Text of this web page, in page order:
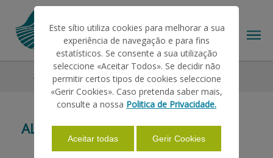
THE IFAP
HELP/SUPPORT
All News
ALL NEWS
Este sítio utiliza cookies para melhorar a sua
experiência de navegação e para fins
estatísticos. Se consente a sua utilização
seleccione «Aceitar Todos». Se decidir não
permitir certos tipos de cookies seleccione
«Gerir Cookies». Caso pretenda saber mais,
consulte a nossa Politica de Privacidade.
Aceitar todas Gerir Cookies